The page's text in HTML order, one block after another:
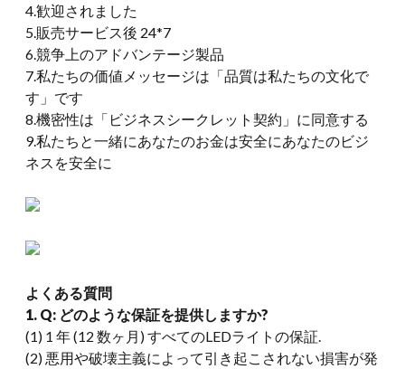
4.歓迎されました
5.販売サービス後 24*7
6.競争上のアドバンテージ製品
7.私たちの価値メッセージは「品質は私たちの文化で
す」です
8.機密性は「ビジネスシークレット契約」に同意する
9.私たちと一緒にあなたのお金は安全にあなたのビジ
ネスを安全に
よくある質問
1. Q: どのような保証を提供しますか?
(1) 1 年 (12 数ヶ月) すべてのLEDライトの保証.
(2) 悪用や破壊主義によって引き起こされない損害が発